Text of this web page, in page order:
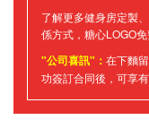
了解更多健身房定製
係方式，糖心LOGO
"公司喜訊"： 在下麵
功簽訂合同後，可享